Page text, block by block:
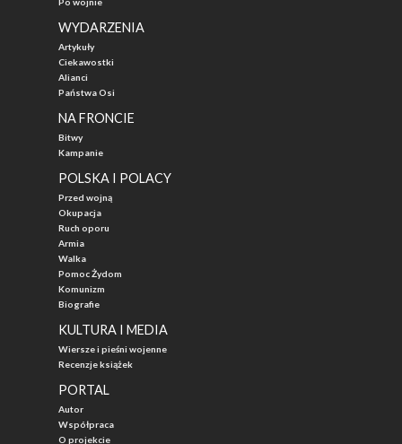
WYDARZENIA
Artykuły
Ciekawostki
Alianci
Państwa Osi
NA FRONCIE
Bitwy
Kampanie
POLSKA I POLACY
Przed wojną
Okupacja
Ruch oporu
Armia
Walka
Pomoc Żydom
Komunizm
Biografie
KULTURA I MEDIA
Wiersze i pieśni wojenne
Recenzje książek
PORTAL
Autor
Współpraca
O projekcie